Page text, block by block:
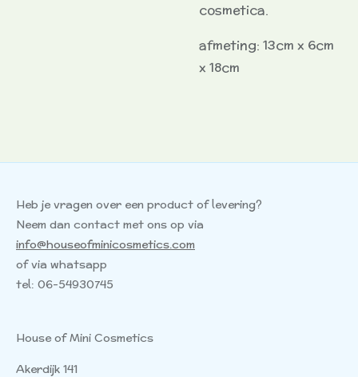
cosmetica.
afmeting: 13cm x 6cm
x 18cm
Heb je vragen over een product of levering?
Neem dan contact met ons op via
info@houseofminicosmetics.com
of via whatsapp
tel: 06-54930745
House of Mini Cosmetics
Akerdijk 141